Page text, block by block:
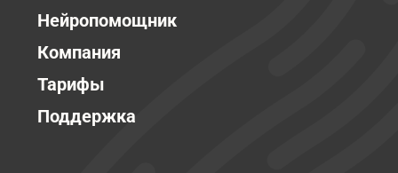
Нейропомощник
Компания
Тарифы
Поддержка